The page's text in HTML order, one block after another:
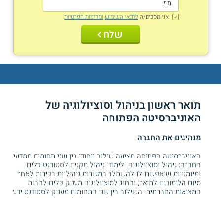
אני מסכים/ה לתנאי השימוש ומדיניות הפרטיות
שלח
תואר ראשון בניהול וסוציולוגיה של
האוניברסיטה הפתוחה
מנהיגים את החברה
האוניברסיטה הפתוחה מציעה שילוב ייחודי בין שני תחומים ממדעי
החברה: ניהול וסוציולוגיה. לימודי ניהול מקנים לסטודנט כלים
ומיומנויות שיאפשרו לו להשתלב במשרות ניהוליות בכירות לאחר
סיום הלימודים לתואר, והחוג לסוציולוגיה מעניק כלים להבנת
המציאות החברתית. השילוב בין שני התחומים מעניק לסטודנט ידע